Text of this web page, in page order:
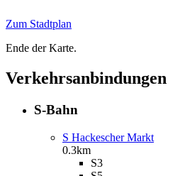
Zum Stadtplan
Ende der Karte.
Verkehrsanbindungen
S-Bahn
S Hackescher Markt
0.3km
S3